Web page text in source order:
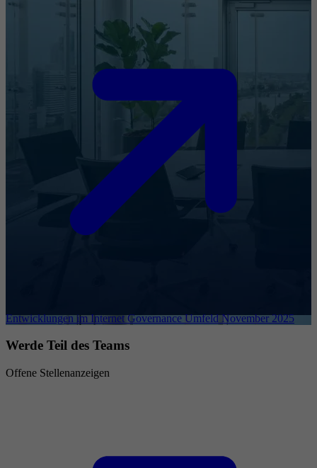
Entwicklungen im Internet Governance Umfeld November 2025
Werde Teil des Teams
Offene Stellenanzeigen